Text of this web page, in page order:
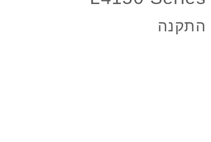
התקנה